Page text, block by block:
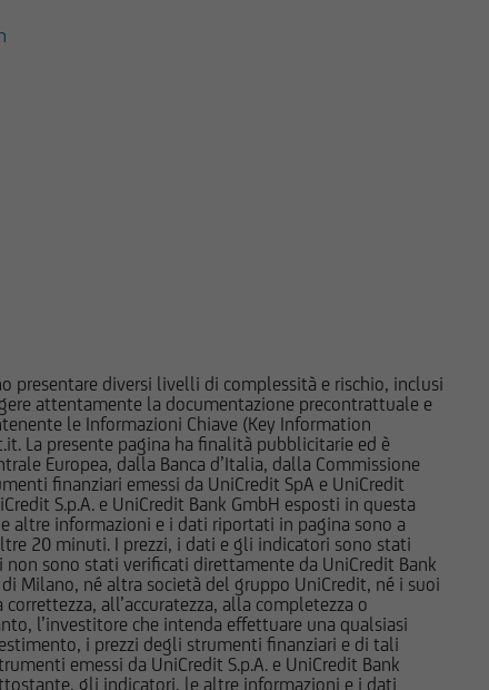
presentare diversi livelli di complessità e rischio, inclusi
attentamente la documentazione precontrattuale e
le Informazioni Chiave (Key Information
La presente pagina ha finalità pubblicitarie ed è
Europea, dalla Banca d’Italia, dalla Commissione
finanziari emessi da UniCredit SpA e UniCredit
S.p.A. e UniCredit Bank GmbH esposti in questa
altre informazioni e i dati riportati in pagina sono a
20 minuti. I prezzi, i dati e gli indicatori sono stati
sono stati verificati direttamente da UniCredit Bank
Milano, né altra società del gruppo UniCredit, né i suoi
all’accuratezza, alla completezza o
l’investitore che intenda effettuare una qualsiasi
i prezzi degli strumenti finanziari e di tali
emessi da UniCredit S.p.A. e UniCredit Bank
gli indicatori, le altre informazioni e i dati
devono essere
Bank GmbH -
avere posizioni
le informazioni e
o vendere
collegate;
maker rispetto
investimento o di
ai sensi della
Gli strumenti
e non saranno
ai sensi della
ivi indicati
locali ovvero sia
informazioni e
né
o negli Altri
la definizione